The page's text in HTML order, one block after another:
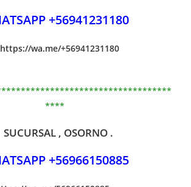
+56941231180
https://wa.me/+56941231180
****
SUCURSAL , OSORNO .
+56966150885